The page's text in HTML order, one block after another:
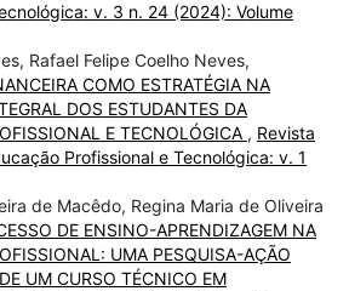
v. 3 n. 24 (2024): Volume
Rafael Felipe Coelho Neves,
COMO ESTRATÉGIA NA
DOS ESTUDANTES DA
E TECNOLÓGICA , Revista
Profissional e Tecnológica: v. 1
de Macêdo, Regina Maria de Oliveira
DE ENSINO-APRENDIZAGEM NA
UMA PESQUISA-AÇÃO
UM CURSO TÉCNICO EM